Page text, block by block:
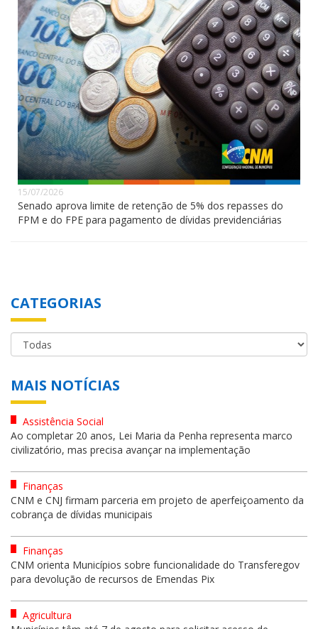
15/07/2026
Senado aprova limite de retenção de 5% dos repasses do
FPM e do FPE para pagamento de dívidas previdenciárias
CATEGORIAS
MAIS NOTÍCIAS
Assistência Social
Ao completar 20 anos, Lei Maria da Penha representa marco
civilizatório, mas precisa avançar na implementação
Finanças
CNM e CNJ firmam parceria em projeto de aperfeiçoamento da
cobrança de dívidas municipais
Finanças
CNM orienta Municípios sobre funcionalidade do Transferegov
para devolução de recursos de Emendas Pix
Agricultura